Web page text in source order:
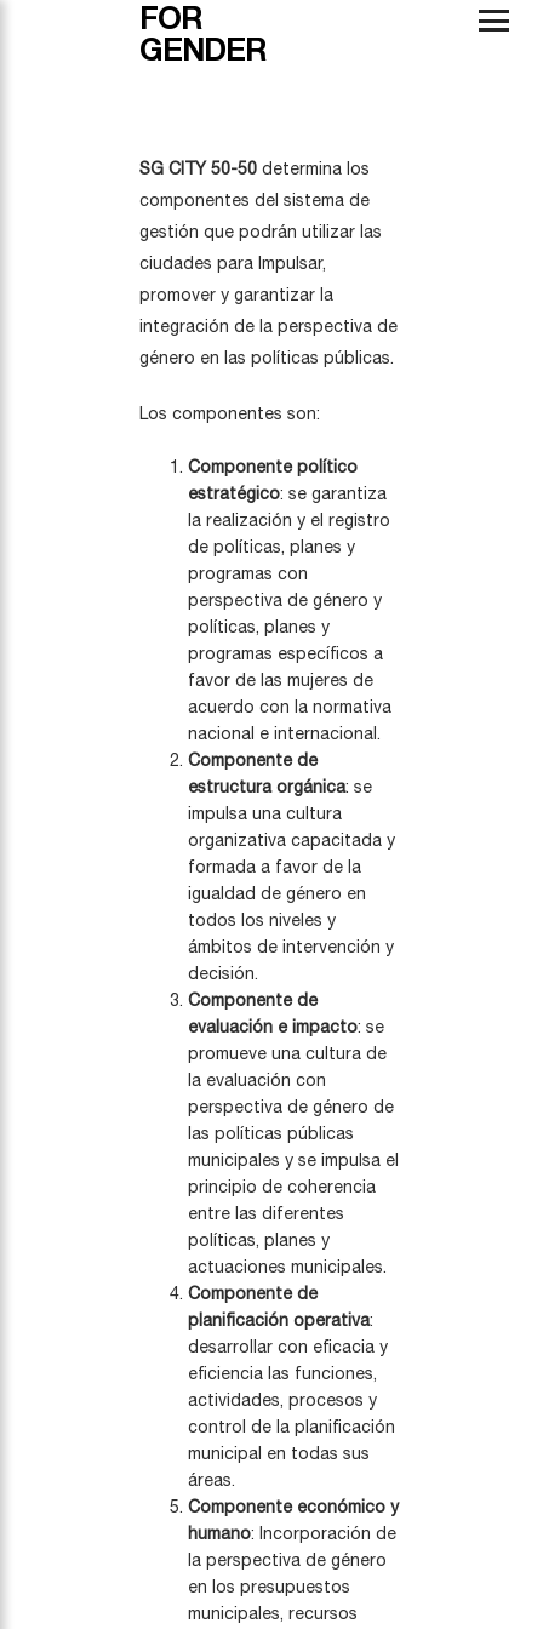
FOR
GENDER
SG CITY 50-50 determina los
componentes del sistema de
gestión que podrán utilizar las
ciudades para Impulsar,
promover y garantizar la
integración de la perspectiva de
género en las políticas públicas.
Los componentes son:
Componente político
estratégico: se garantiza
la realización y el registro
de políticas, planes y
programas con
perspectiva de género y
políticas, planes y
programas específicos a
favor de las mujeres de
acuerdo con la normativa
nacional e internacional.
Componente de
estructura orgánica: se
impulsa una cultura
organizativa capacitada y
formada a favor de la
igualdad de género en
todos los niveles y
ámbitos de intervención y
decisión.
Componente de
evaluación e impacto: se
promueve una cultura de
la evaluación con
perspectiva de género de
las políticas públicas
municipales y se impulsa el
principio de coherencia
entre las diferentes
políticas, planes y
actuaciones municipales.
Componente de
planificación operativa:
desarrollar con eficacia y
eficiencia las funciones,
actividades, procesos y
control de la planificación
municipal en todas sus
áreas.
Componente económico y
humano: Incorporación de
la perspectiva de género
en los presupuestos
municipales, recursos